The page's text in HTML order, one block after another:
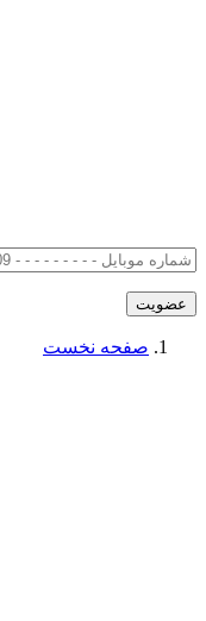
صفحه نخست